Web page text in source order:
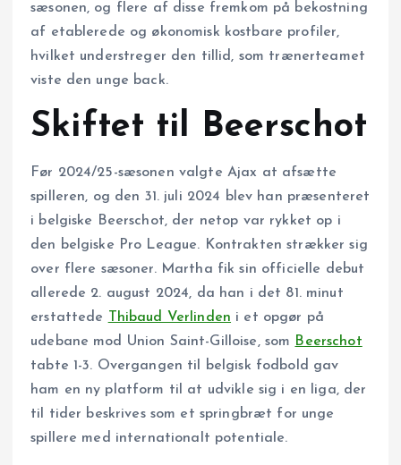
sæsonen, og flere af disse fremkom på bekostning
af etablerede og økonomisk kostbare profiler,
hvilket understreger den tillid, som trænerteamet
viste den unge back.
Skiftet til Beerschot
Før 2024/25-sæsonen valgte Ajax at afsætte
spilleren, og den 31. juli 2024 blev han præsenteret
i belgiske Beerschot, der netop var rykket op i
den belgiske Pro League. Kontrakten strækker sig
over flere sæsoner. Martha fik sin officielle debut
allerede 2. august 2024, da han i det 81. minut
erstattede
Thibaud Verlinden i et opgør på
udebane mod Union Saint-Gilloise, som Beerschot
tabte 1-3. Overgangen til belgisk fodbold gav
ham en ny platform til at udvikle sig i en liga, der
til tider beskrives som et springbræt for unge
spillere med internationalt potentiale.